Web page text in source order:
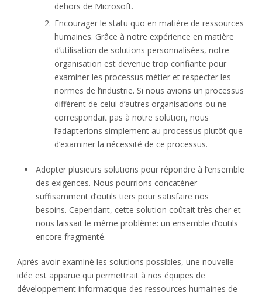
dehors de Microsoft.
Encourager le statu quo en matière de ressources
humaines. Grâce à notre expérience en matière
d’utilisation de solutions personnalisées, notre
organisation est devenue trop confiante pour
examiner les processus métier et respecter les
normes de l’industrie. Si nous avions un processus
différent de celui d’autres organisations ou ne
correspondait pas à notre solution, nous
l’adapterions simplement au processus plutôt que
d’examiner la nécessité de ce processus.
Adopter plusieurs solutions pour répondre à l’ensemble
des exigences. Nous pourrions concaténer
suffisamment d’outils tiers pour satisfaire nos
besoins. Cependant, cette solution coûtait très cher et
nous laissait le même problème: un ensemble d’outils
encore fragmenté.
Après avoir examiné les solutions possibles, une nouvelle
idée est apparue qui permettrait à nos équipes de
développement informatique des ressources humaines de